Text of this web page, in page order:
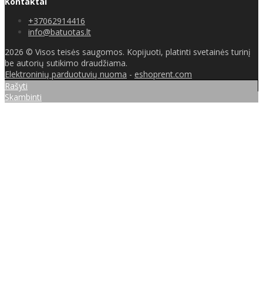
+37062914416
info@batuotas.lt
2026 © Visos teisės saugomos. Kopijuoti, platinti svetainės turinį
be autorių sutikimo draudžiama.
Elektroninių parduotuvių nuoma - eshoprent.com
Rašyti
Skambinti